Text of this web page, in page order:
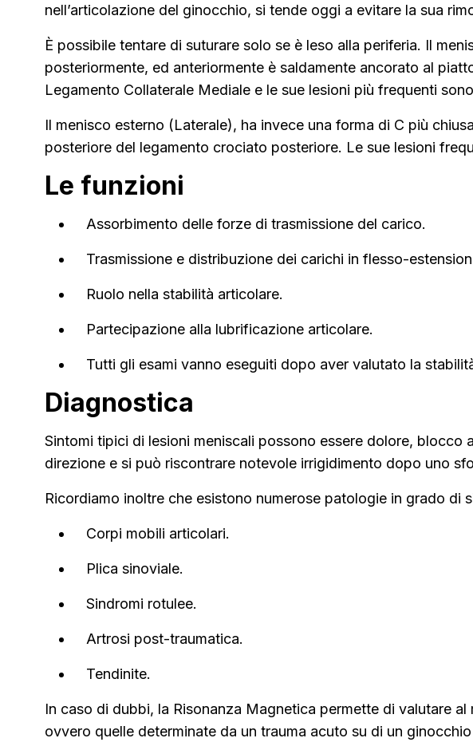
nell’articolazione del ginocchio, si tende oggi a evitare la sua
È possibile tentare di suturare solo se è leso alla periferia. Il
posteriormente, ed anteriormente è saldamente ancorato al
Legamento Collaterale Mediale e le sue lesioni più frequenti
Il menisco esterno (Laterale), ha invece una forma di C più
posteriore del legamento crociato posteriore. Le sue lesioni
Le funzioni
Assorbimento delle forze di trasmissione del carico.
Trasmissione e distribuzione dei carichi in flesso-
Ruolo nella stabilità articolare.
Partecipazione alla lubrificazione articolare.
Tutti gli esami vanno eseguiti dopo aver valutato la
Diagnostica
Sintomi tipici di lesioni meniscali possono essere dolore,
direzione e si può riscontrare notevole irrigidimento dopo uno
Ricordiamo inoltre che esistono numerose patologie in grado di
Corpi mobili articolari.
Plica sinoviale.
Sindromi rotulee.
Artrosi post-traumatica.
Tendinite.
In caso di dubbi, la Risonanza Magnetica permette di valutare
ovvero quelle determinate da un trauma acuto su di un